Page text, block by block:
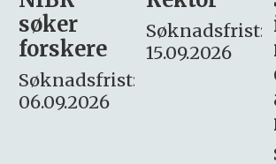
Søknadsfrist:
15.09.2026
innen
miljøkjemi